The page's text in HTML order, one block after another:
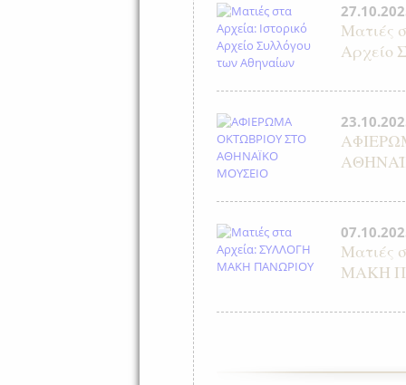
Ματιές
Αρχείο
Ματιές
ΜΑΚΗ